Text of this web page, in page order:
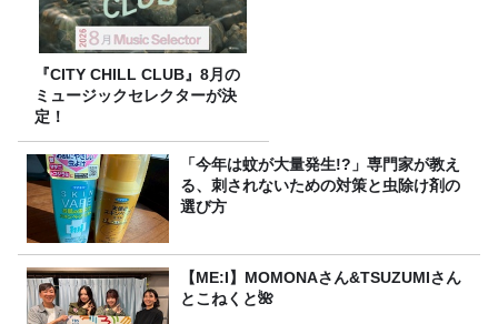
『CITY CHILL CLUB』8月の
ミュージックセレクターが決
定！
「今年は蚊が大量発生!?」専門家が教え
る、刺されないための対策と虫除け剤の
選び方
【ME:I】MOMONAさん&TSUZUMIさん
とこねくと🌺